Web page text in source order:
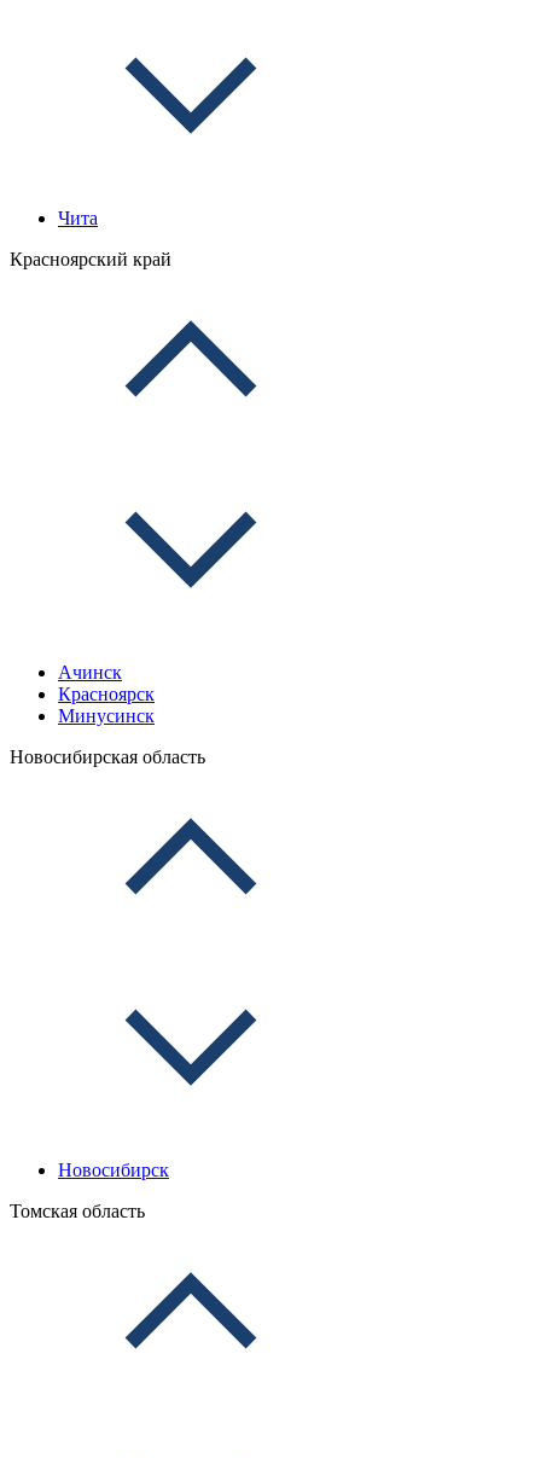
Чита
Красноярский край
Ачинск
Красноярск
Минусинск
Новосибирская область
Новосибирск
Томская область